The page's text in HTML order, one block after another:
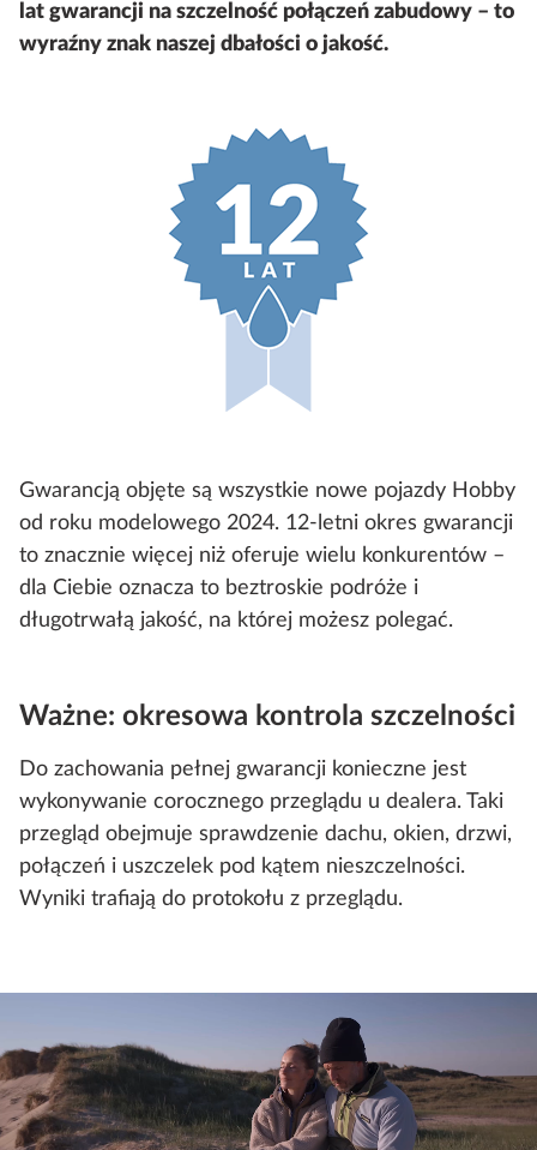
lat gwarancji na szczelność połączeń zabudowy – to
wyraźny znak naszej dbałości o jakość.
Gwarancją objęte są wszystkie nowe pojazdy Hobby
od roku modelowego 2024. 12-letni okres gwarancji
to znacznie więcej niż oferuje wielu konkurentów –
dla Ciebie oznacza to beztroskie podróże i
długotrwałą jakość, na której możesz polegać.
Ważne: okresowa kontrola szczelności
Do zachowania pełnej gwarancji konieczne jest
wykonywanie corocznego przeglądu u dealera. Taki
przegląd obejmuje sprawdzenie dachu, okien, drzwi,
połączeń i uszczelek pod kątem nieszczelności.
Wyniki trafiają do protokołu z przeglądu.